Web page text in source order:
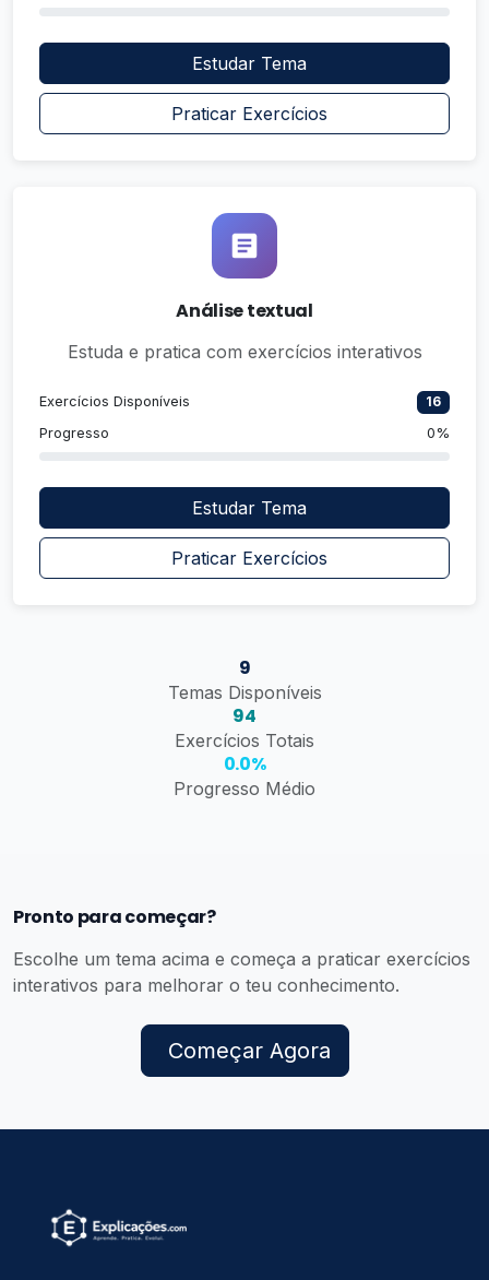
Estudar Tema
Praticar Exercícios
Análise textual
Estuda e pratica com exercícios interativos
Exercícios Disponíveis
16
Progresso
0%
Estudar Tema
Praticar Exercícios
9
Temas Disponíveis
94
Exercícios Totais
0.0%
Progresso Médio
Pronto para começar?
Escolhe um tema acima e começa a praticar exercícios
interativos para melhorar o teu conhecimento.
Começar Agora